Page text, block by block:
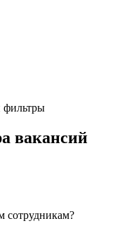
фильтры
вакансий
сотрудникам?